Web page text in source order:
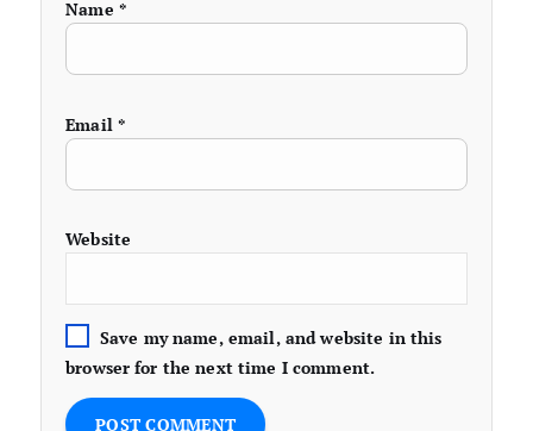
Name *
Email *
Website
Save my name, email, and website in this
browser for the next time I comment.